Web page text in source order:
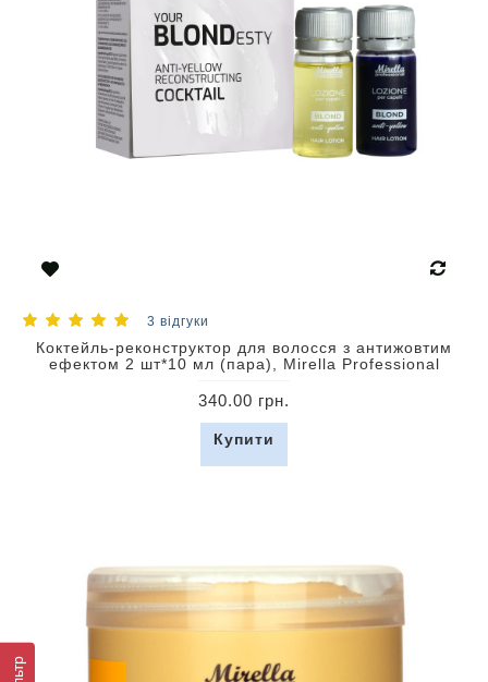
3 відгуки
Коктейль-реконструктор для волосся з антижовтим
ефектом 2 шт*10 мл (пара), Mirella Professional
340.00 грн.
Купити